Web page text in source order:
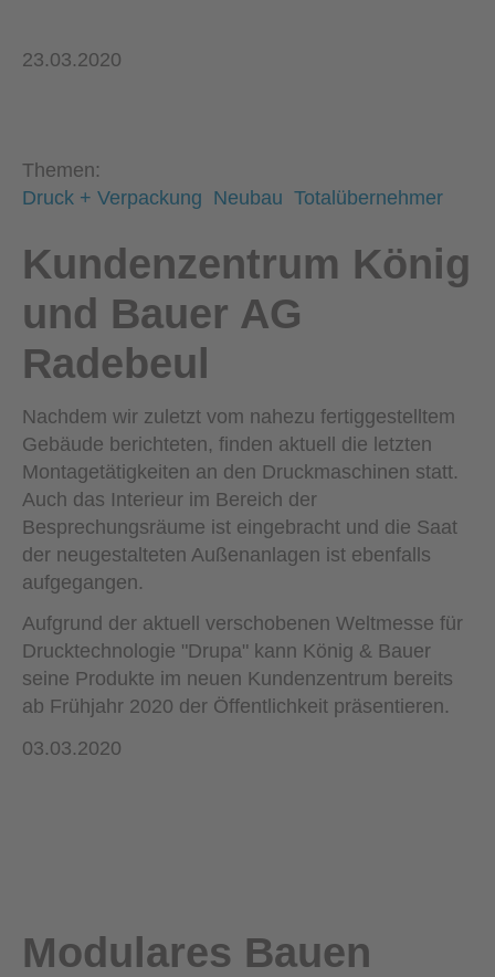
23.03.2020
Themen:
Druck + Verpackung Neubau Totalübernehmer
Kundenzentrum König
und Bauer AG
Radebeul
Nachdem wir zuletzt vom nahezu fertiggestelltem
Gebäude berichteten, finden aktuell die letzten
Montagetätigkeiten an den Druckmaschinen statt.
Auch das Interieur im Bereich der
Besprechungsräume ist eingebracht und die Saat
der neugestalteten Außenanlagen ist ebenfalls
aufgegangen.
Aufgrund der aktuell verschobenen Weltmesse für
Drucktechnologie "Drupa" kann König & Bauer
seine Produkte im neuen Kundenzentrum bereits
ab Frühjahr 2020 der Öffentlichkeit präsentieren.
03.03.2020
Modulares Bauen